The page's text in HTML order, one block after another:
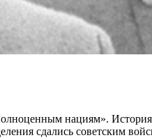
нациям».
сдались советским